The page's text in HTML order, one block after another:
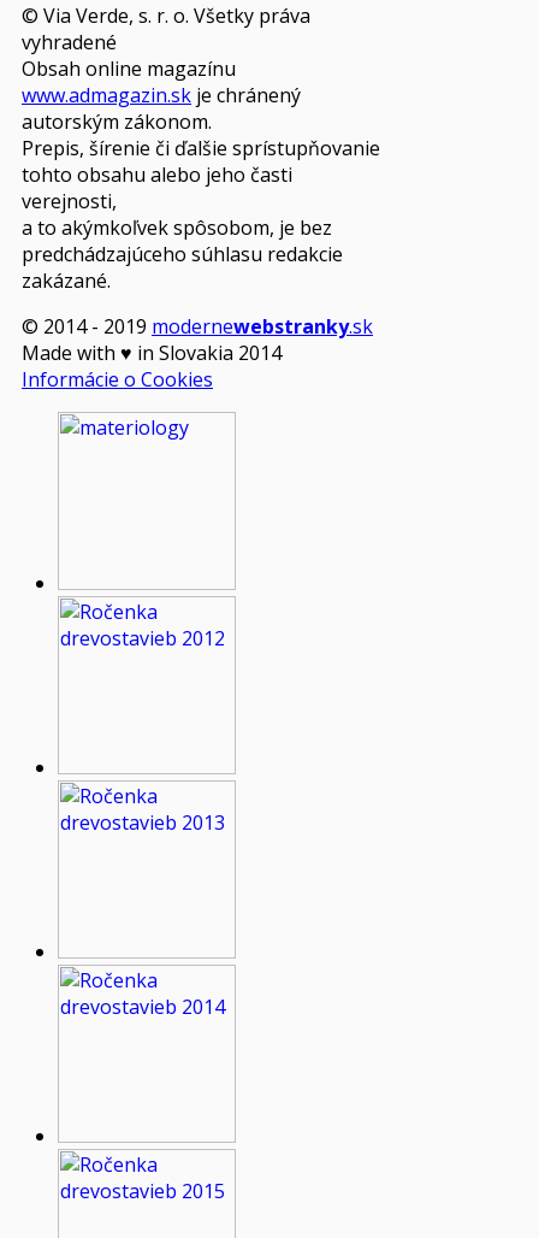
© Via Verde, s. r. o. Všetky práva
vyhradené
Obsah online magazínu
www.admagazin.sk je chránený
autorským zákonom.
Prepis, šírenie či ďalšie sprístupňovanie
tohto obsahu alebo jeho časti
verejnosti,
a to akýmkoľvek spôsobom, je bez
predchádzajúceho súhlasu redakcie
zakázané.
© 2014 - 2019 modernewebstranky.sk
Made with ♥ in Slovakia 2014
Informácie o Cookies